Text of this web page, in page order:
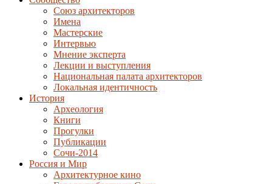
Союз архитекторов
Имена
Мастерские
Интервью
Мнение эксперта
Лекции и выступления
Национальная палата архитекторов
Локальная идентичность
История
Археология
Книги
Прогулки
Публикации
Сочи-2014
Россия и Мир
Архитектурное кино